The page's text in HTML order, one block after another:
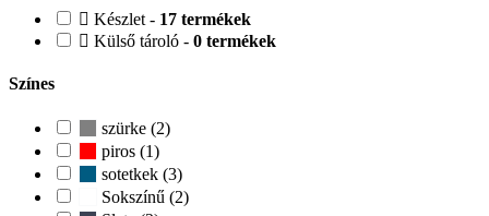
Készlet - 17 termékek
Külső tároló - 0 termékek
Színes
szürke (2)
piros (1)
sotetkek (3)
Sokszínű (2)